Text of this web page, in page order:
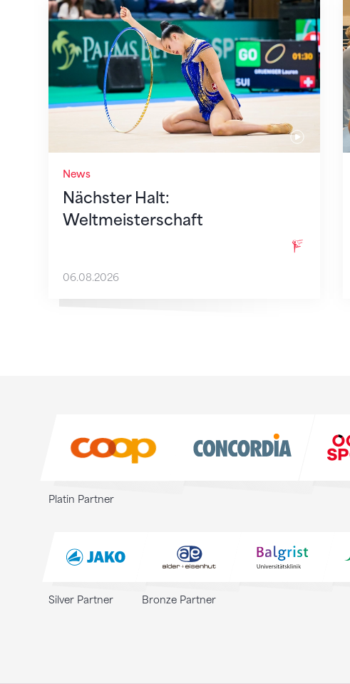
News
Nächster Halt:
Weltmeisterschaft
Nächster Halt: Weltmeisterschaft
06.08.2026
Platin Partner
Silver Partner Bronze Partner